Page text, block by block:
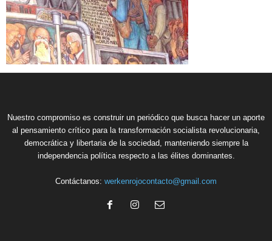
Nuestro compromiso es construir un periódico que busca hacer un aporte
al pensamiento crítico para la transformación socialista revolucionaria,
democrática y libertaria de la sociedad, manteniendo siempre la
independencia política respecto a las élites dominantes.
Contáctanos: werkenrojocontacto@gmail.com